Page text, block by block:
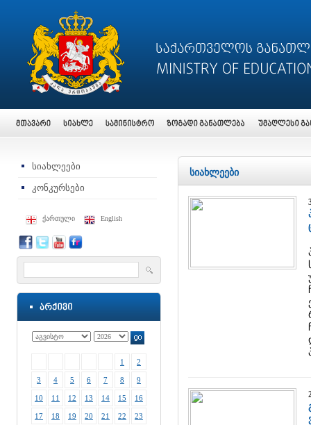
სიახლეები
კონკურსები
ქართული English
1 2
3 4 5 6 7 8 9
10 11 12 13 14 15 16
17 18 19 20 21 22 23
სიახლეები